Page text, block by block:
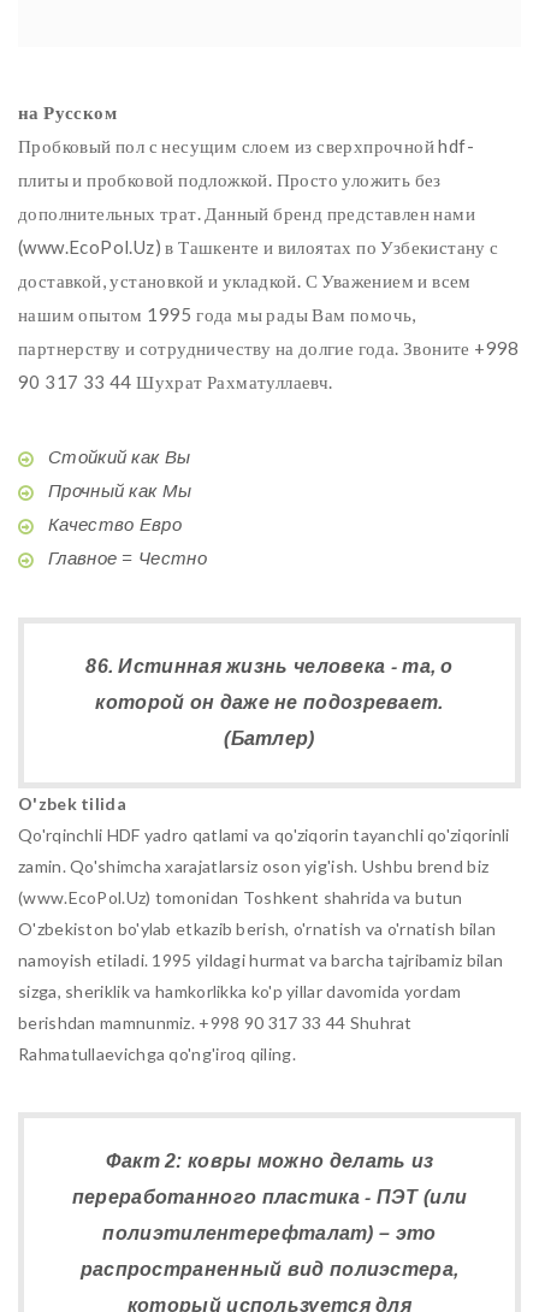
на Русском
Пробковый пол с несущим слоем из сверхпрочной hdf-
плиты и пробковой подложкой. Просто уложить без
дополнительных трат. Данный бренд представлен нами
(www.EcoPol.Uz) в Ташкенте и вилоятах по Узбекистану с
доставкой, установкой и укладкой. С Уважением и всем
нашим опытом 1995 года мы рады Вам помочь,
партнерству и сотрудничеству на долгие года. Звоните +998
90 317 33 44 Шухрат Рахматуллаевч.
Стойкий как Вы
Прочный как Мы
Качество Евро
Главное = Честно
86. Истинная жизнь человека - та, о
которой он даже не подозревает.
(Батлер)
O'zbek tilida
Qo'rqinchli HDF yadro qatlami va qo'ziqorin tayanchli qo'ziqorinli
zamin. Qo'shimcha xarajatlarsiz oson yig'ish. Ushbu brend biz
(www.EcoPol.Uz) tomonidan Toshkent shahrida va butun
O'zbekiston bo'ylab etkazib berish, o'rnatish va o'rnatish bilan
namoyish etiladi. 1995 yildagi hurmat va barcha tajribamiz bilan
sizga, sheriklik va hamkorlikka ko'p yillar davomida yordam
berishdan mamnunmiz. +998 90 317 33 44 Shuhrat
Rahmatullaevichga qo'ng'iroq qiling.
Факт 2: ковры можно делать из
переработанного пластика - ПЭТ (или
полиэтилентерефталат) – это
распространенный вид полиэстера,
который используется для